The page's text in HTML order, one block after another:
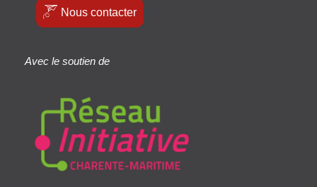
Nous contacter
Avec le soutien de